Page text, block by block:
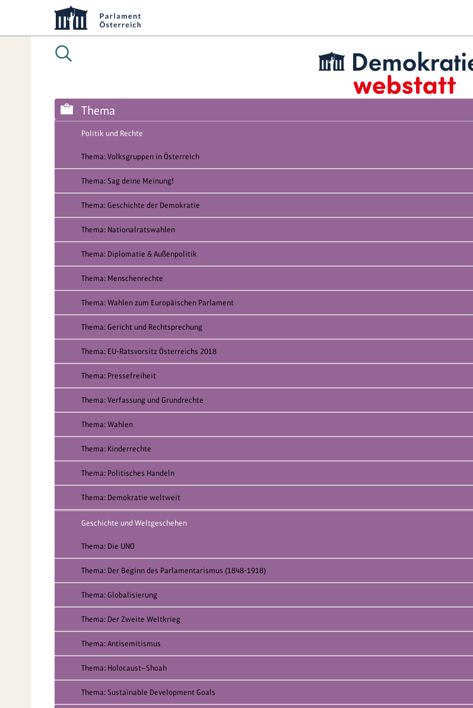
Thema
Politik und Rechte
Thema: Volksgruppen in Österreich
Thema: Sag deine Meinung!
Thema: Geschichte der Demokratie
Thema: Nationalratswahlen
Thema: Diplomatie & Außenpolitik
Thema: Menschenrechte
Thema: Wahlen zum Europäischen Parlament
Thema: Gericht und Rechtsprechung
Thema: EU-Ratsvorsitz Österreichs 2018
Thema: Pressefreiheit
Thema: Verfassung und Grundrechte
Thema: Wahlen
Thema: Kinderrechte
Thema: Politisches Handeln
Thema: Demokratie weltweit
Geschichte und Weltgeschehen
Thema: Die UNO
Thema: Der Beginn des Parlamentarismus (1848-1918)
Thema: Globalisierung
Thema: Der Zweite Weltkrieg
Thema: Antisemitismus
Thema: Holocaust—Shoah
Thema: Sustainable Development Goals